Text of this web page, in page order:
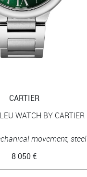
CARTIER
WATCH BY CARTIER
movement, steel
8 050 €